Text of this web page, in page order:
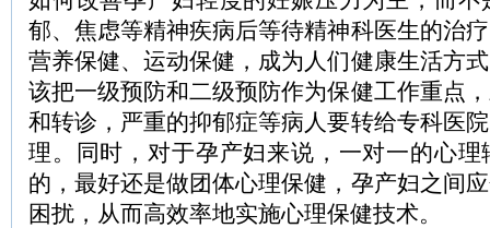
郁、焦虑等精神疾病后等待精神科医生的治
营养保健、运动保健，成为人们健康生活方
该把一级预防和二级预防作为保健工作重点
和转诊，严重的抑郁症等病人要转给专科医
理。同时，对于孕产妇来说，一对一的心
的，最好还是做团体心理保健，孕产妇之间
困扰，从而高效率地实施心理保健技术。